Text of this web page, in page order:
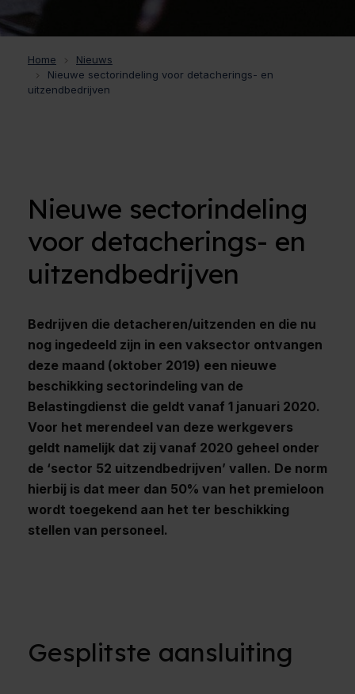
Home
Nieuws
Nieuwe sectorindeling voor detacherings- en
uitzendbedrijven
Nieuwe sectorindeling
voor detacherings- en
uitzendbedrijven
Bedrijven die detacheren/uitzenden en die nu
nog ingedeeld zijn in een vaksector ontvangen
deze maand (oktober 2019) een nieuwe
beschikking sectorindeling van de
Belastingdienst die geldt vanaf 1 januari 2020.
Voor het merendeel van deze werkgevers
geldt namelijk dat zij vanaf 2020 geheel onder
de ‘sector 52 uitzendbedrijven’ vallen. De norm
hierbij is dat meer dan 50% van het premieloon
wordt toegekend aan het ter beschikking
stellen van personeel.
Gesplitste aansluiting